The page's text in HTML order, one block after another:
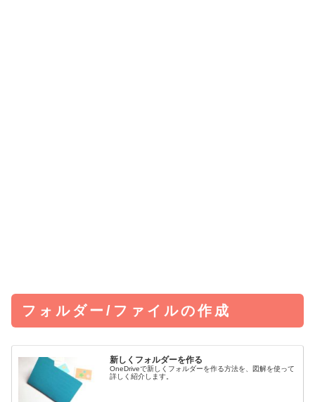
フォルダー/ファイルの作成
新しくフォルダーを作る
OneDriveで新しくフォルダーを作る方法を、図解を使って
詳しく紹介します。